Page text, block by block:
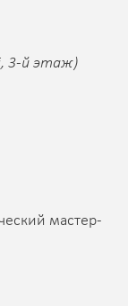
3-й этаж)
мастер-